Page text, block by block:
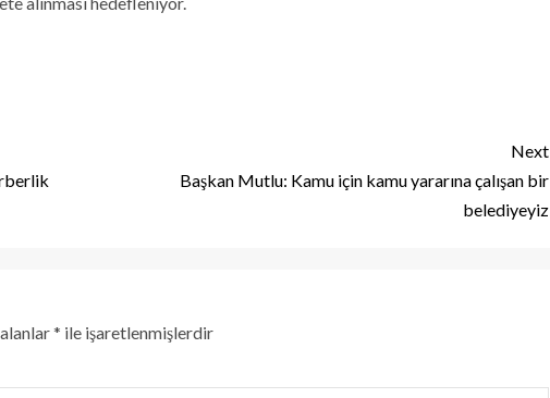
Next
Başkan Mutlu: Kamu için kamu yararına çalışan bir
belediyeyiz
* ile işaretlenmişlerdir